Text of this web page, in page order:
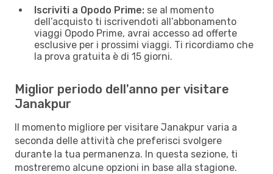
Iscriviti a Opodo Prime: se al momento
dell’acquisto ti iscrivendoti all’abbonamento
viaggi Opodo Prime, avrai accesso ad offerte
esclusive per i prossimi viaggi. Ti ricordiamo che
la prova gratuita è di 15 giorni.
Miglior periodo dell'anno per visitare
Janakpur
Il momento migliore per visitare Janakpur varia a
seconda delle attività che preferisci svolgere
durante la tua permanenza. In questa sezione, ti
mostreremo alcune opzioni in base alla stagione.